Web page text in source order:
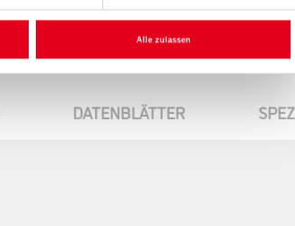
Alle zulassen
DATENBLÄTTER